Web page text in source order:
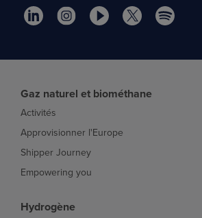
Gaz naturel et biométhane
Activités
Approvisionner l'Europe
Shipper Journey
Empowering you
Hydrogène